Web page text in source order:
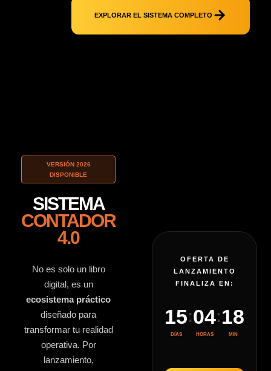
EXPLORAR EL SISTEMA COMPLETO
VERSIÓN 2026
DISPONIBLE
SISTEMA
CONTADOR
4.0
No es solo un libro
digital, es un
ecosistema práctico
diseñado para
transformar tu realidad
operativa. Por
lanzamiento,
OFERTA DE
LANZAMIENTO
FINALIZA EN:
15
DÍAS
:04
HORAS
:18
MIN